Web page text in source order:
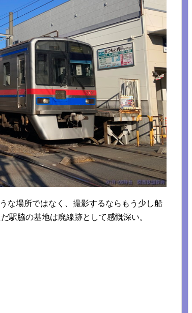
な場所ではなく、撮影するならもう少し船
駅脇の基地は廃線跡として感慨深い。